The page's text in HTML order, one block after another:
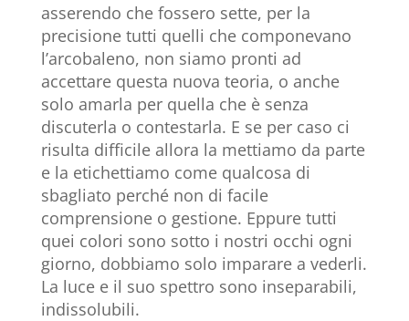
asserendo che fossero sette, per la
precisione tutti quelli che componevano
l’arcobaleno, non siamo pronti ad
accettare questa nuova teoria, o anche
solo amarla per quella che è senza
discuterla o contestarla. E se per caso ci
risulta difficile allora la mettiamo da parte
e la etichettiamo come qualcosa di
sbagliato perché non di facile
comprensione o gestione. Eppure tutti
quei colori sono sotto i nostri occhi ogni
giorno, dobbiamo solo imparare a vederli.
La luce e il suo spettro sono inseparabili,
indissolubili.